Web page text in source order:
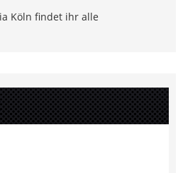
Köln findet ihr alle